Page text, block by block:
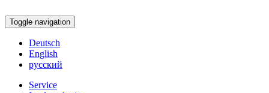
Toggle navigation
Deutsch
English
русский
Service